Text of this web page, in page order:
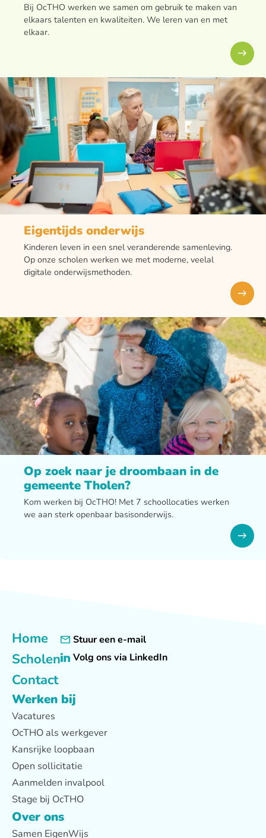
Bij OcTHO werken we samen om gebruik te maken van
elkaars talenten en kwaliteiten. We leren van en met
elkaar.
Eigentijds onderwijs
Kinderen leven in een snel veranderende samenleving.
Op onze scholen werken we met moderne, veelal
digitale onderwijsmethoden.
Op zoek naar je droombaan in de
gemeente Tholen?
Kom werken bij OcTHO! Met 7 schoollocaties werken
we aan sterk openbaar basisonderwijs.
Home
Scholen
Contact
Werken bij
Vacatures
OcTHO als werkgever
Kansrijke loopbaan
Open sollicitatie
Aanmelden invalpool
Stage bij OcTHO
Over ons
Samen EigenWijs
Stuur een e-mail
Volg ons via LinkedIn